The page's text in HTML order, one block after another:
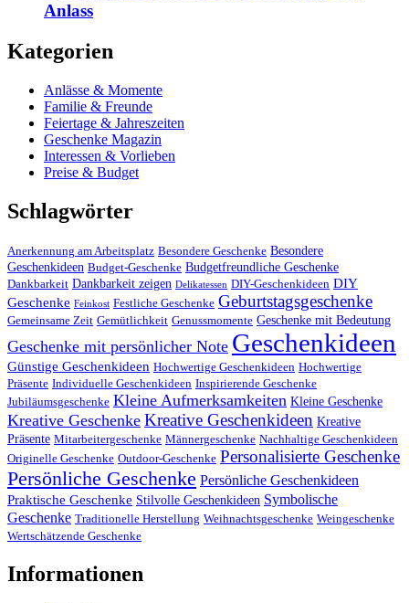
Anlass
Kategorien
Anlässe & Momente
Familie & Freunde
Feiertage & Jahreszeiten
Geschenke Magazin
Interessen & Vorlieben
Preise & Budget
Schlagwörter
Anerkennung am Arbeitsplatz Besondere Geschenke Besondere
Geschenkideen Budget-Geschenke Budgetfreundliche Geschenke
Dankbarkeit Dankbarkeit zeigen Delikatessen DIY-Geschenkideen DIY
Geschenke Feinkost Festliche Geschenke Geburtstagsgeschenke
Gemeinsame Zeit Gemütlichkeit Genussmomente Geschenke mit Bedeutung
Geschenke mit persönlicher Note Geschenkideen
Günstige Geschenkideen Hochwertige Geschenkideen Hochwertige
Präsente Individuelle Geschenkideen Inspirierende Geschenke
Jubiläumsgeschenke Kleine Aufmerksamkeiten Kleine Geschenke
Kreative Geschenke Kreative Geschenkideen Kreative
Präsente Mitarbeitergeschenke Männergeschenke Nachhaltige Geschenkideen
Originelle Geschenke Outdoor-Geschenke Personalisierte Geschenke
Persönliche Geschenke Persönliche Geschenkideen
Praktische Geschenke Stilvolle Geschenkideen Symbolische
Geschenke Traditionelle Herstellung Weihnachtsgeschenke Weingeschenke
Wertschätzende Geschenke
Informationen